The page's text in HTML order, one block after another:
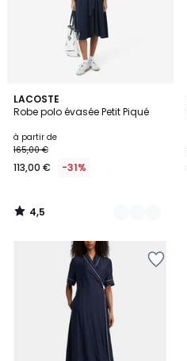
LACOSTE
Robe polo évasée Petit Piqué
à partir de
165,00 €
113,00 € -31%
4,5
/ 5
2
Couleurs
4,5
/